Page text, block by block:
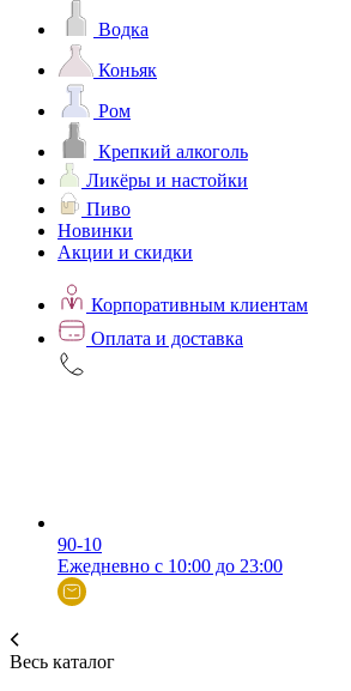
Водка
Коньяк
Ром
Крепкий алкоголь
Ликёры и настойки
Пиво
Новинки
Акции и скидки
Корпоративным клиентам
Оплата и доставка
90-10
Ежедневно с 10:00 до 23:00
Весь каталог